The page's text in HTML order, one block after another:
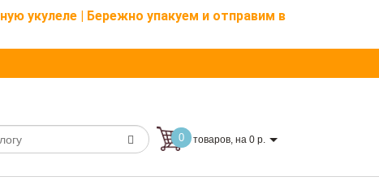
укулеле | Бережно упакуем и отправим в
0 товаров, на 0 р.